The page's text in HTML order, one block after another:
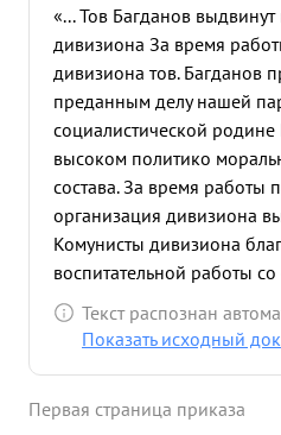
«... Тов Багданов
дивизиона За время
дивизиона тов. Багданов
преданным делу нашей
социалистической родине
высоком политико
состава. За время работы
организация дивизиона
Комунисты дивизиона
воспитательной работы
Багданова занимают
например среди
Багдатов постоянно
Текст распознан
Показать исходный
Первая страница приказа